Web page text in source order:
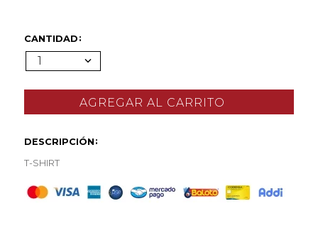
CANTIDAD
1
DESCRIPCIÓN
T-SHIRT